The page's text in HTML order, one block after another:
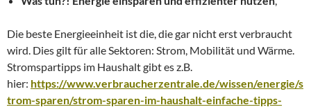
Die beste Energieeinheit ist die, die gar nicht erst verbraucht
wird. Dies gilt für alle Sektoren: Strom, Mobilität und Wärme.
Stromspartipps im Haushalt gibt es z.B.
hier: https://www.verbraucherzentrale.de/wissen/energie/s
trom-sparen/strom-sparen-im-haushalt-einfache-tipps-